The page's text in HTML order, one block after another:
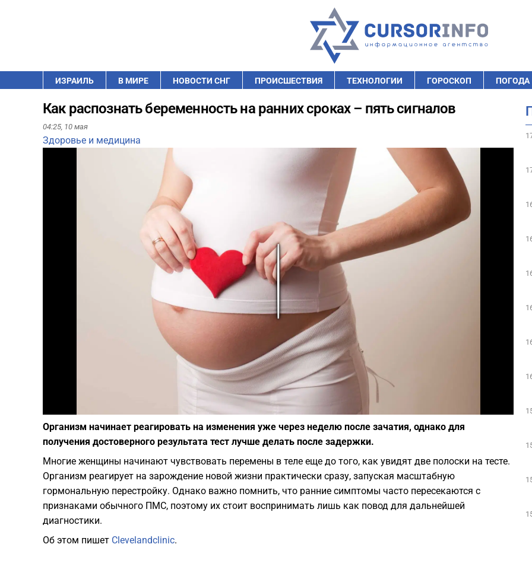
ИЗРАИЛЬ В МИРЕ НОВОСТИ СНГ ПРОИСШЕСТВИЯ ТЕХНОЛОГИИ ГОРОСКОП ПОГОДА
Как распознать беременность на ранних сроках – пять сигналов
04:25, 10 мая
Здоровье и медицина
Play
Организм начинает реагировать на изменения уже через неделю после зачатия, однако для
получения достоверного результата тест лучше делать после задержки.
Многие женщины начинают чувствовать перемены в теле еще до того, как увидят две полоски на тесте.
Организм реагирует на зарождение новой жизни практически сразу, запуская масштабную
гормональную перестройку. Однако важно помнить, что ранние симптомы часто пересекаются с
признаками обычного ПМС, поэтому их стоит воспринимать лишь как повод для дальнейшей
диагностики.
Об этом пишет Clevelandclinic.